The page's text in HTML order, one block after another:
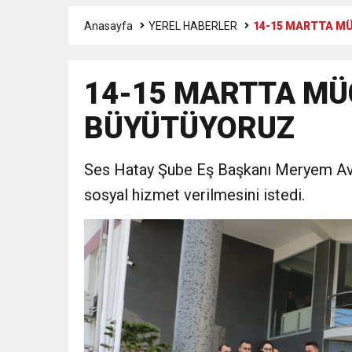
6:19 HBB BAŞKANI
17:36 KURUMLAR VERGİSİ
1:00
21:40 CEYLANDERE’DE
18:22 BAŞKAN SAMİ
Anasayfa YEREL HABERLER 14-15 MARTTA
14-15 MARTTA
BÜYÜTÜYORUZ
Ses Hatay Şube Eş Başkanı Meryem
sosyal hizmet verilmesini istedi.